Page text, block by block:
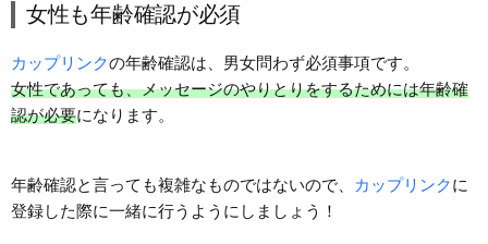
女性も年齢確認が必須
カップリンクの年齢確認は、男女問わず必須事項です。
女性であっても、メッセージのやりとりをするためには年齢確
認が必要になります。
年齢確認と言っても複雑なものではないので、 カップリンクに
登録した際に一緒に行うようにしましょう！